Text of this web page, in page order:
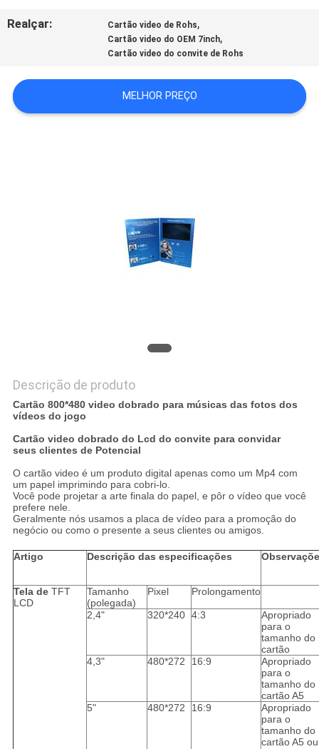
CITAÇÕES
DO
SITE
Realçar: Cartão video de Rohs,
Cartão video do OEM 7inch,
Cartão video do convite de Rohs
MELHOR PREÇO
Descrição de produto
Cartão 800*480 video dobrado para músicas das fotos dos
vídeos do jogo
Cartão video dobrado do Lcd do convite para convidar
seus clientes de Potencial
O cartão video é um produto digital apenas como um Mp4 com
um papel imprimindo para cobri-lo.
Você pode projetar a arte finala do papel, e pôr o vídeo que você
prefere nele.
Geralmente nós usamos a placa de vídeo para a promoção do
negócio ou como o presente a seus clientes ou amigos.
Artigo Descrição das especificações
Tela deTFT
LCD
Tamanho
(polegada)
Pixel Prolongamento
2,4" 320*240 4:3
Apropriado
para o
tamanho do
cartão
4,3"
480*272 16:9
Apropriado
para o
tamanho do
cartão A5
5"
480*272 16:9
Apropriado
para o
tamanho do
cartão A5 ou